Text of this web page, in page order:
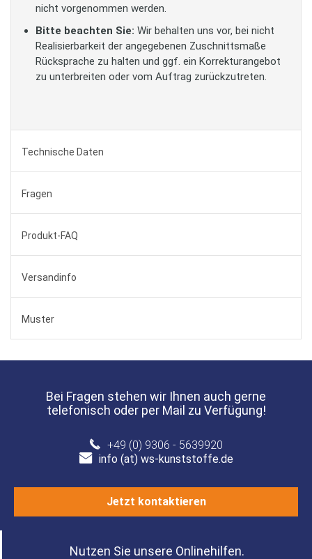
nicht vorgenommen werden.
Bitte beachten Sie: Wir behalten uns vor, bei nicht
Realisierbarkeit der angegebenen Zuschnittsmaße
Rücksprache zu halten und ggf. ein Korrekturangebot
zu unterbreiten oder vom Auftrag zurückzutreten.
Technische Daten
Fragen
Produkt-FAQ
Versandinfo
Muster
Bei Fragen stehen wir Ihnen auch gerne
telefonisch oder per Mail zu Verfügung!
+49 (0) 9306 - 5639920
info (at) ws-kunststoffe.de
Jetzt kontaktieren
Nutzen Sie unsere Onlinehilfen.